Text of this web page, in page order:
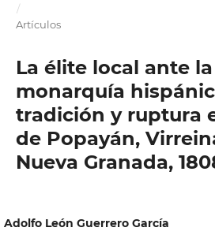
/
Artículos
La élite local ante
monarquía
tradición y ruptura
de Popayán,
Nueva Granada,
Adolfo León Guerrero García